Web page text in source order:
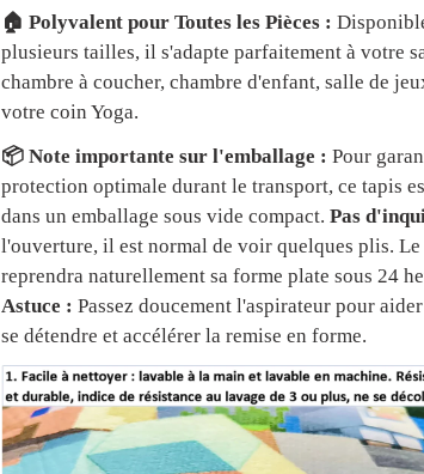
🏠 Polyvalent pour Toutes les Pièces :
plusieurs tailles, il s'adapte parfaitement à votre
chambre à coucher, chambre d'enfant, salle de
votre coin Yoga.
📦 Note importante sur l'emballage : Pour
protection optimale durant le transport, ce tapis
dans un emballage sous vide compact.Pas
l'ouverture, il est normal de voir quelques plis. Le
reprendra naturellement sa forme plate sous 24
Astuce : Passez doucement l'aspirateur pour
se détendre et accélérer la remise en forme.